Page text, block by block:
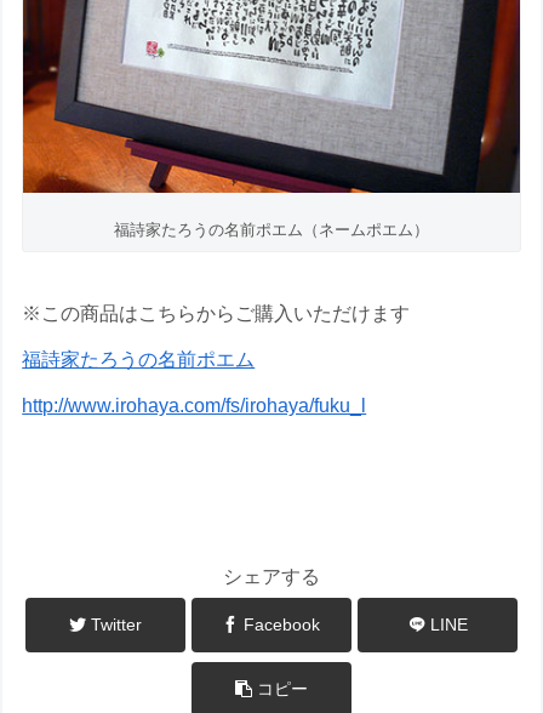
福詩家たろうの名前ポエム（ネームポエム）
※この商品はこちらからご購入いただけます
福詩家たろうの名前ポエム
http://www.irohaya.com/fs/irohaya/fuku_l
シェアする
Twitter Facebook LINE
コピー